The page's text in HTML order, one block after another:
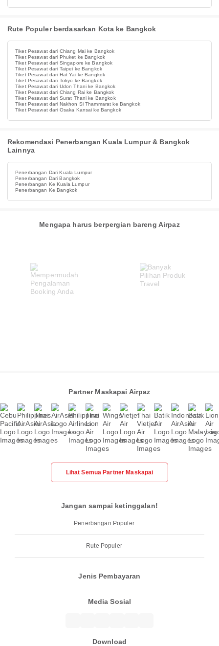
Rute Populer berdasarkan Kota ke Bangkok
Tiket Pesawat dari Chiang Mai ke Bangkok
Tiket Pesawat dari Phuket ke Bangkok
Tiket Pesawat dari Singapore ke Bangkok
Tiket Pesawat dari Taipei ke Bangkok
Tiket Pesawat dari Hat Yai ke Bangkok
Tiket Pesawat dari Tokyo ke Bangkok
Tiket Pesawat dari Udon Thani ke Bangkok
Tiket Pesawat dari Chiang Rai ke Bangkok
Tiket Pesawat dari Surat Thani ke Bangkok
Tiket Pesawat dari Nakhon Si Thammarat ke Bangkok
Tiket Pesawat dari Osaka Kansai ke Bangkok
Rekomendasi Penerbangan Kuala Lumpur & Bangkok
Lainnya
Penerbangan Dari Kuala Lumpur
Penerbangan Dari Bangkok
Penerbangan Ke Kuala Lumpur
Penerbangan Ke Bangkok
Mengapa harus berpergian bareng Airpaz
Partner Maskapai Airpaz
Lihat Semua Partner Maskapai
Jangan sampai ketinggalan!
Penerbangan Populer
Rute Populer
Jenis Pembayaran
Media Sosial
Download